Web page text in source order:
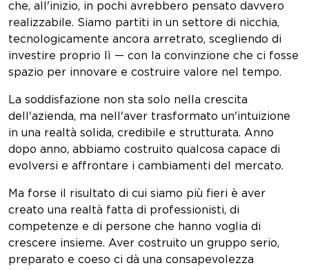
che, all'inizio, in pochi avrebbero pensato davvero
realizzabile. Siamo partiti in un settore di nicchia,
tecnologicamente ancora arretrato, scegliendo di
investire proprio lì — con la convinzione che ci fosse
spazio per innovare e costruire valore nel tempo.
La soddisfazione non sta solo nella crescita
dell'azienda, ma nell'aver trasformato un'intuizione
in una realtà solida, credibile e strutturata. Anno
dopo anno, abbiamo costruito qualcosa capace di
evolversi e affrontare i cambiamenti del mercato.
Ma forse il risultato di cui siamo più fieri è aver
creato una realtà fatta di professionisti, di
competenze e di persone che hanno voglia di
crescere insieme. Aver costruito un gruppo serio,
preparato e coeso ci dà una consapevolezza